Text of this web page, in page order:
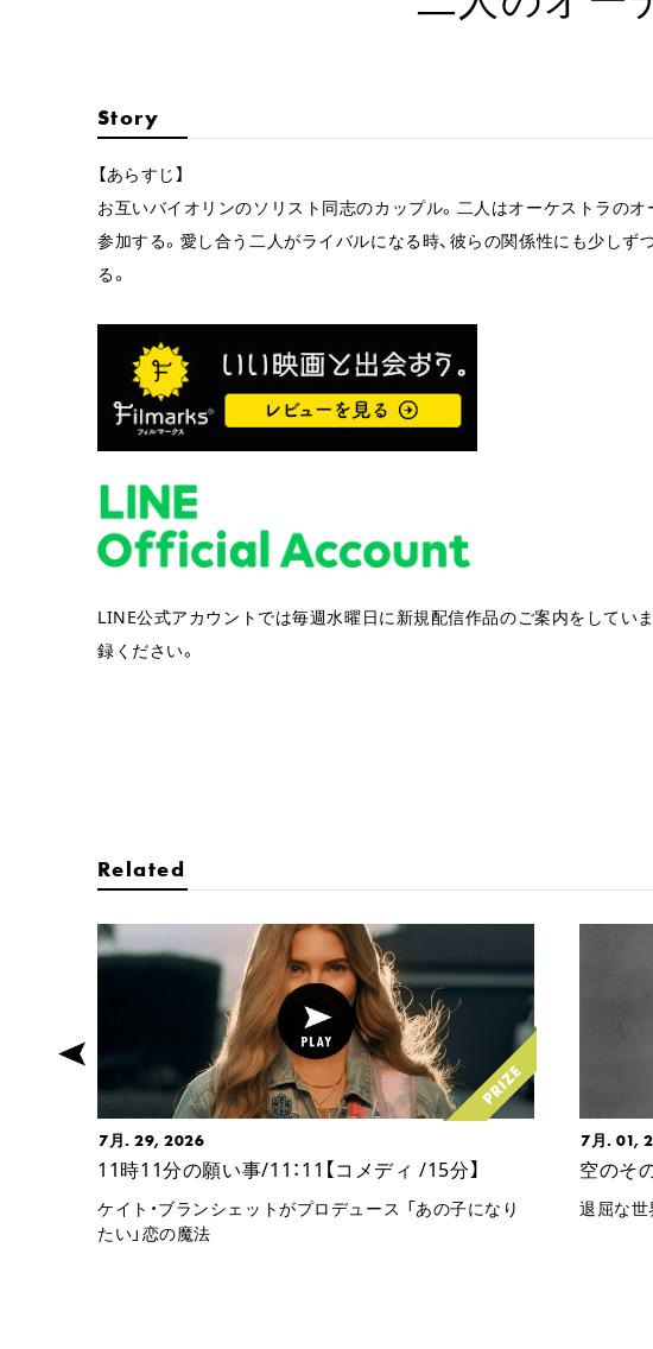
Story
【あらすじ】
お互いバイオリンのソリスト同志のカップル。二人はオーケストラのオ
参加する。愛し合う二人がライバルになる時、彼らの関係性にも少しず
る。
LINE公式アカウントでは毎週水曜日に新規配信作品のご案内をしてい
録ください。
Related
7月. 29, 2026
11時11分の願い事/11：11【コメディ /15分】
ケイト・ブランシェットがプロデュース 「あの子になり
たい」恋の魔法
7月. 01,
空のそ
退屈な世